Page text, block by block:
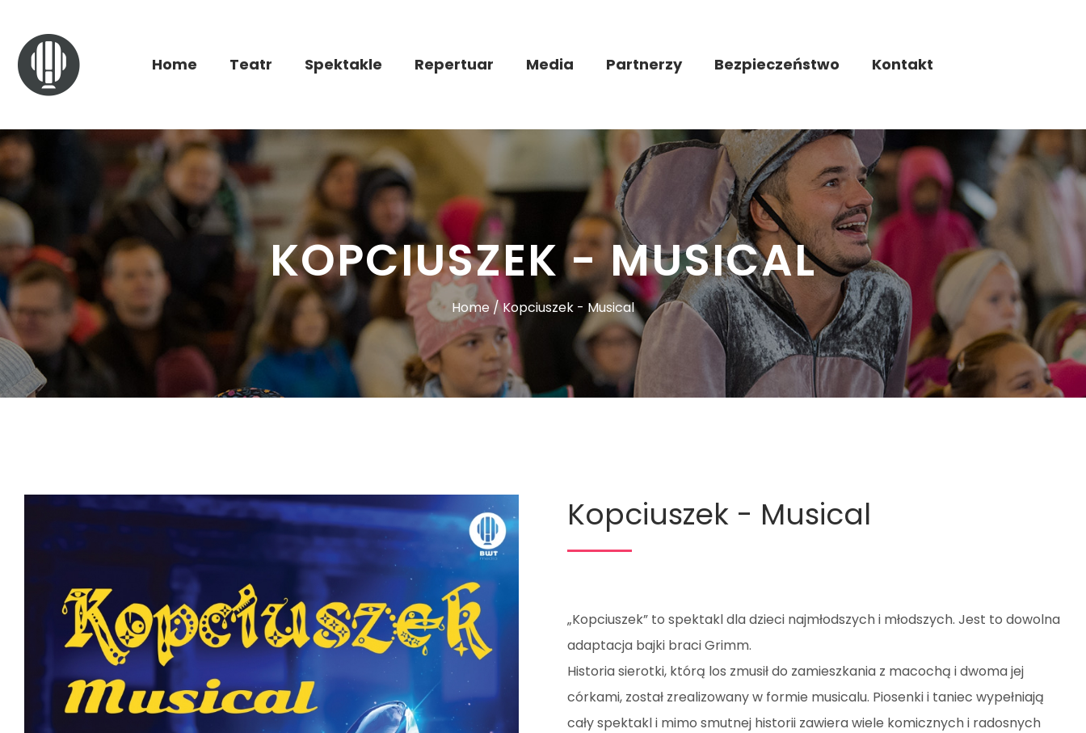
Home Teatr Spektakle Repertuar Media Partnerzy Bezpieczeństwo Kontakt
KOPCIUSZEK - MUSICAL
Home / Kopciuszek - Musical
Kopciuszek - Musical
„Kopciuszek” to spektakl dla dzieci najmłodszych i młodszych. Jest to dowolna
adaptacja bajki braci Grimm.
Historia sierotki, którą los zmusił do zamieszkania z macochą i dwoma jej
córkami, został zrealizowany w formie musicalu. Piosenki i taniec wypełniają
cały spektakl i mimo smutnej historii zawiera wiele komicznych i radosnych